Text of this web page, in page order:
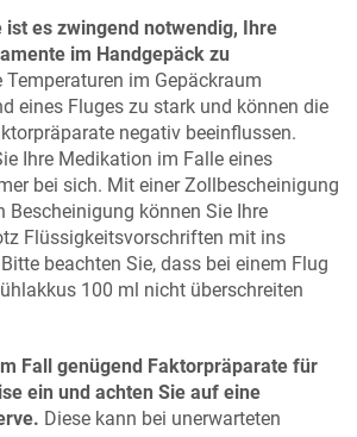
ist es zwingend notwendig, Ihre
im Handgepäck zu
Temperaturen im Gepäckraum
eines Fluges zu stark und können die
negativ beeinflussen.
Ihre Medikation im Falle eines
bei sich. Mit einer Zollbescheinigung
Bescheinigung können Sie Ihre
Flüssigkeitsvorschriften mit ins
beachten Sie, dass bei einem Flug
100 ml nicht überschreiten
Fall genügend Faktorpräparate für
ein und achten Sie auf eine
Diese kann bei unerwarteten